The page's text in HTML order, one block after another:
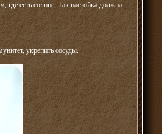
есть солнце. Так настойка должна
укрепить сосуды.